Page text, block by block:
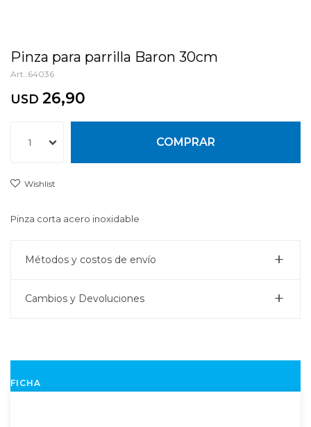
Pinza para parrilla Baron 30cm
64036
USD 26,90
1 COMPRAR
Pinza corta acero inoxidable
Métodos y costos de envío
Cambios y Devoluciones
FICHA